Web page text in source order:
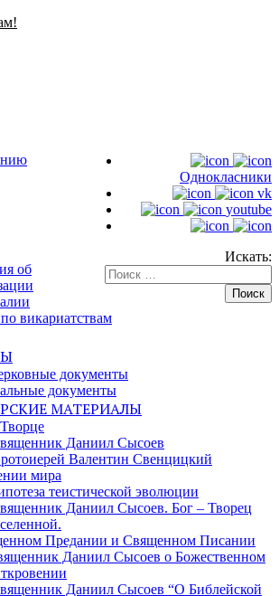
Однокласники
vk
youtube
Искать:
об
викариатствам
документы
документы
МАТЕРИАЛЫ
Даниил Сысоев
Валентин Свенцицкий
мира
теистической эволюции
Даниил Сысоев. Бог – Творец
Предании и Священном Писании
Даниил Сысоев о Божественном
Даниил Сысоев “О Библейской